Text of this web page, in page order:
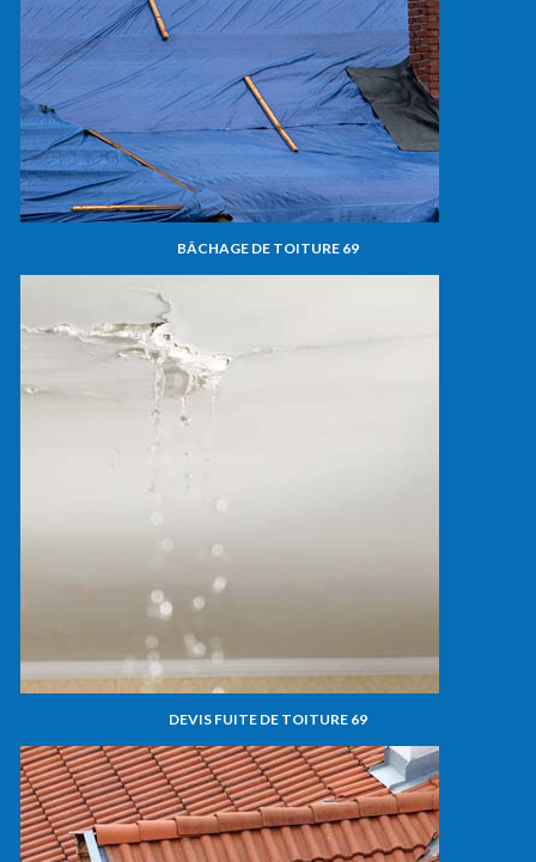
BÂCHAGE DE TOITURE 69
DEVIS FUITE DE TOITURE 69